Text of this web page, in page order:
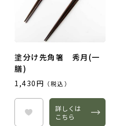
塗分け先角箸 秀月(一
膳)
1,430円 （税込）
詳しくは
こちら